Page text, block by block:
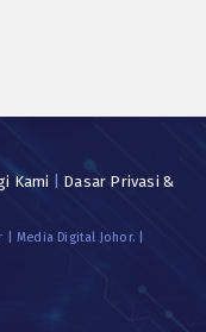
Kami
Dasar Privasi &
Media Digital Johor. |